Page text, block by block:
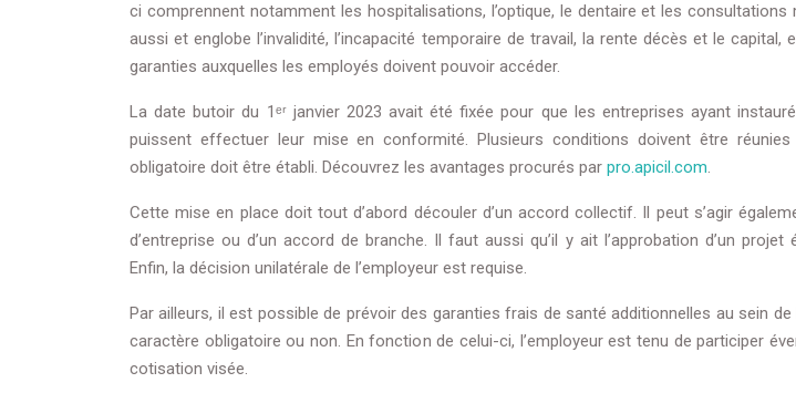
ci comprennent notamment les hospitalisations, l’optique, le dentaire et les consultations
aussi et englobe l’invalidité, l’incapacité temporaire de travail, la rente décès et le
garanties auxquelles les employés doivent pouvoir accéder.
La date butoir du 1ᵉʳ janvier 2023 avait été fixée pour que les entreprises ayant
puissent effectuer leur mise en conformité. Plusieurs conditions doivent être réunies
obligatoire doit être établi. Découvrez les avantages procurés par pro.apicil.com.
Cette mise en place doit tout d’abord découler d’un accord collectif. Il peut s’agir
d’entreprise ou d’un accord de branche. Il faut aussi qu’il y ait l’approbation d’un projet
Enfin, la décision unilatérale de l’employeur est requise.
Par ailleurs, il est possible de prévoir des garanties frais de santé additionnelles au sein de
caractère obligatoire ou non. En fonction de celui-ci, l’employeur est tenu de participer
cotisation visée.